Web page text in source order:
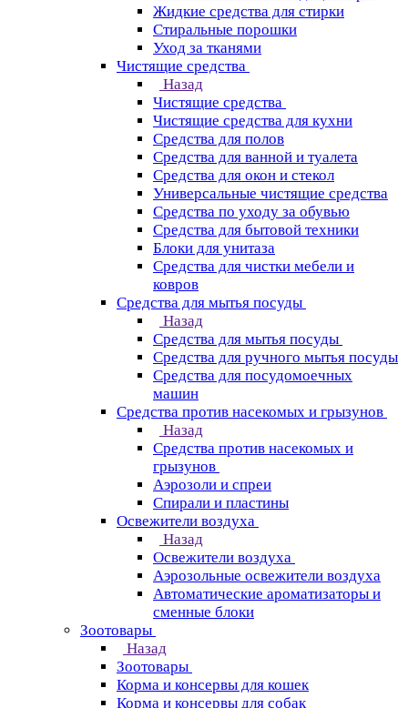
Жидкие средства для стирки
Стиральные порошки
Уход за тканями
Чистящие средства
Назад
Чистящие средства
Чистящие средства для кухни
Средства для полов
Средства для ванной и туалета
Средства для окон и стекол
Универсальные чистящие средства
Средства по уходу за обувью
Средства для бытовой техники
Блоки для унитаза
Средства для чистки мебели и
ковров
Средства для мытья посуды
Назад
Средства для мытья посуды
Средства для ручного мытья посуды
Средства для посудомоечных
машин
Средства против насекомых и грызунов
Назад
Средства против насекомых и
грызунов
Аэрозоли и спреи
Спирали и пластины
Освежители воздуха
Назад
Освежители воздуха
Аэрозольные освежители воздуха
Автоматические ароматизаторы и
сменные блоки
Зоотовары
Назад
Зоотовары
Корма и консервы для кошек
Корма и консервы для собак